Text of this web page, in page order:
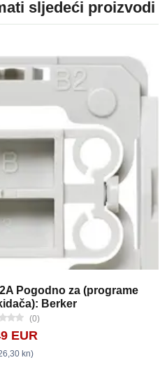
sljedeći proizvodi
Pogodno za (programe
Berker
(0)
EUR
kn)